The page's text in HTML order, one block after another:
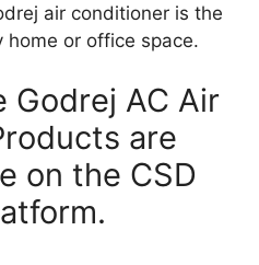
air conditioner is the
or office space.
Godrej AC Air
are
on the CSD